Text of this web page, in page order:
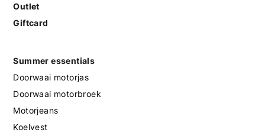
Outlet
Giftcard
Summer essentials
Doorwaai motorjas
Doorwaai motorbroek
Motorjeans
Koelvest